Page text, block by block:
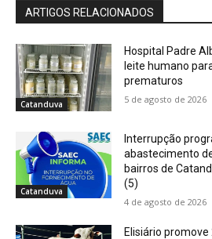
ARTIGOS RELACIONADOS
Catanduva
Hospital Padre
leite humano
prematuros
5 de agosto de 2026
Catanduva
Interrupção
abastecimento
bairros de
(5)
4 de agosto de 2026
Elisiário promove